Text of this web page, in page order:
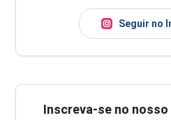
Seguir no
Inscreva-se no